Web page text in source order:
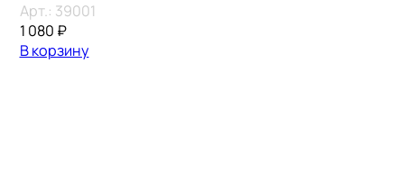
Арт.: 39001
1 080 ₽
В корзину